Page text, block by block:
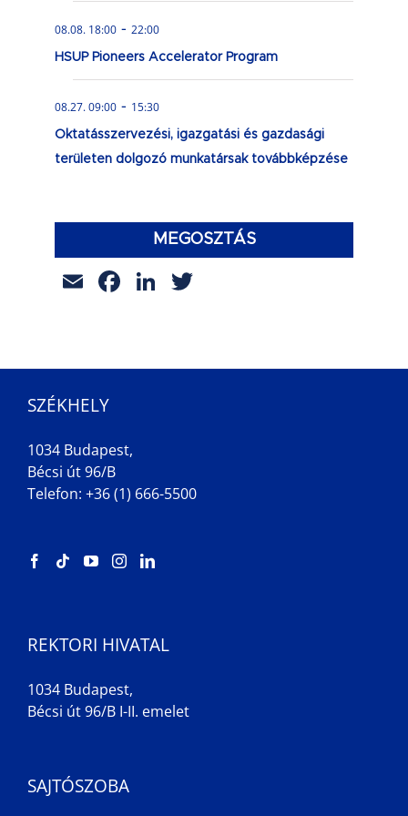
08.08. 18:00 - 22:00
HSUP Pioneers Accelerator Program
08.27. 09:00 - 15:30
Oktatásszervezési, igazgatási és gazdasági
területen dolgozó munkatársak továbbképzése
MEGOSZTÁS
EmailFacebook
LinkedIn
SZÉKHELY
1034 Budapest,
Bécsi út 96/B
Telefon: +36 (1) 666-5500
REKTORI HIVATAL
1034 Budapest,
Bécsi út 96/B I-II. emelet
SAJTÓSZOBA